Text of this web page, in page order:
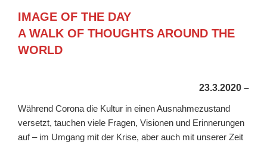
IMAGE OF THE DAY
A WALK OF THOUGHTS AROUND THE
WORLD
23.3.2020 –
Während Corona die Kultur in einen Ausnahmezustand
versetzt, tauchen viele Fragen, Visionen und Erinnerungen
auf – im Umgang mit der Krise, aber auch mit unserer Zeit